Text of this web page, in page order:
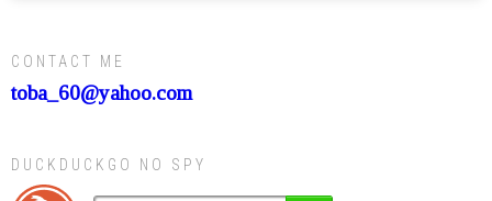
CONTACT ME
toba_60@yahoo.com
DUCKDUCKGO NO SPY